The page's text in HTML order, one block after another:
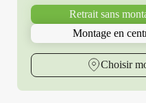
T12
PRIVILO
Retrait sans
Montage en
Choisir